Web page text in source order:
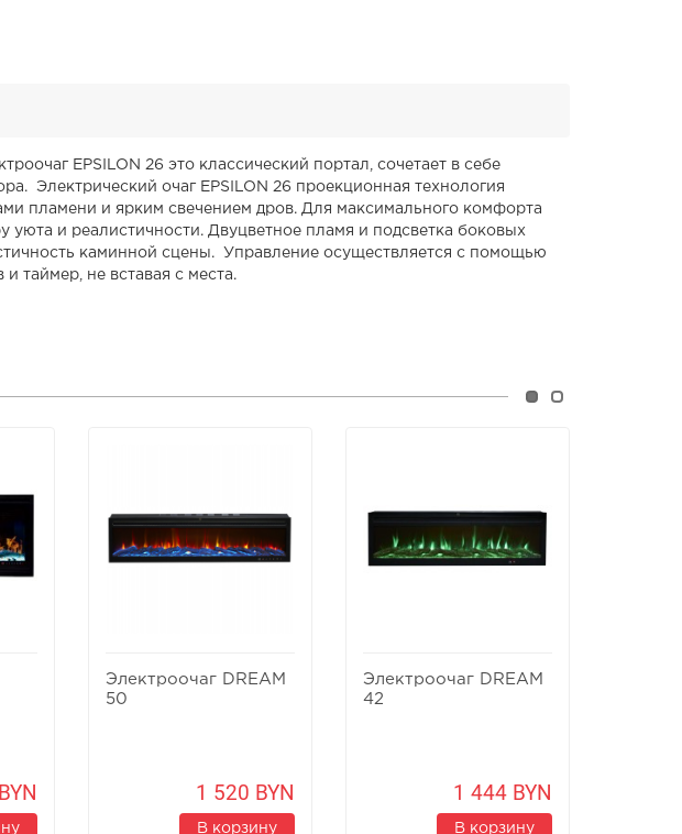
EPSILON 26 это классический портал, сочетает в себе
Электрический очаг EPSILON 26 проекционная технология
пламени и ярким свечением дров. Для максимального комфорта
и реалистичности. Двуцветное пламя и подсветка боковых
каминной сцены. Управление осуществляется с помощью
таймер, не вставая с места.
Электроочаг DREAM
50
1 520 BYN
В корзину
Электроочаг DREAM
42
1 444 BYN
В корзину